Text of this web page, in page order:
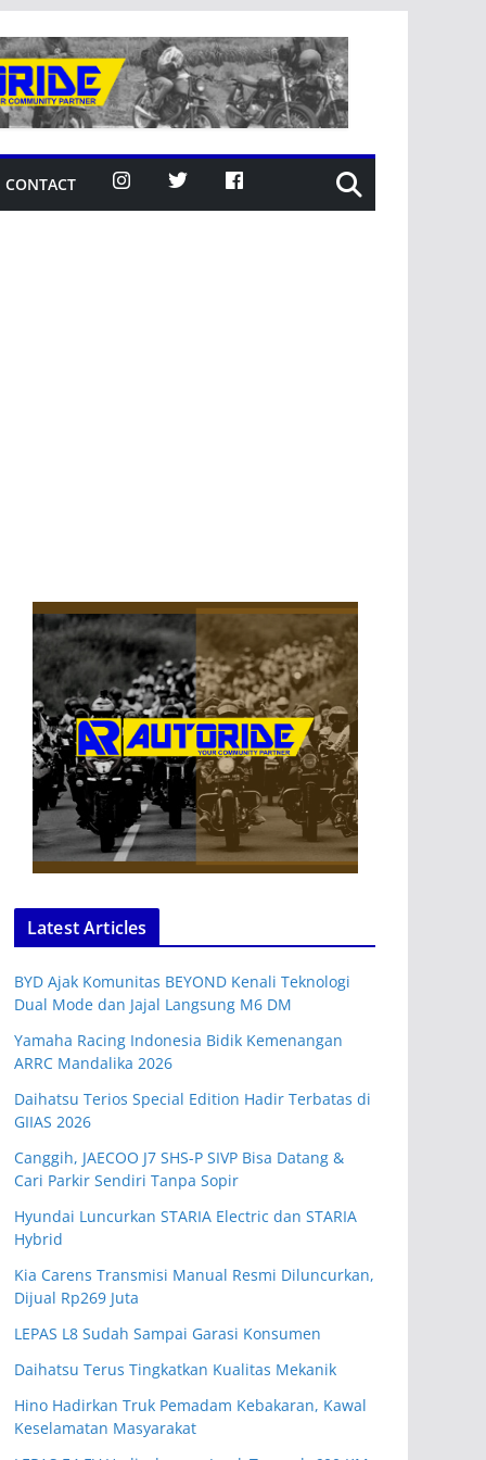
CONTACT
Latest Articles
BYD Ajak Komunitas BEYOND Kenali Teknologi
Dual Mode dan Jajal Langsung M6 DM
Yamaha Racing Indonesia Bidik Kemenangan
ARRC Mandalika 2026
Daihatsu Terios Special Edition Hadir Terbatas di
GIIAS 2026
Canggih, JAECOO J7 SHS-P SIVP Bisa Datang &
Cari Parkir Sendiri Tanpa Sopir
Hyundai Luncurkan STARIA Electric dan STARIA
Hybrid
Kia Carens Transmisi Manual Resmi Diluncurkan,
Dijual Rp269 Juta
LEPAS L8 Sudah Sampai Garasi Konsumen
Daihatsu Terus Tingkatkan Kualitas Mekanik
Hino Hadirkan Truk Pemadam Kebakaran, Kawal
Keselamatan Masyarakat